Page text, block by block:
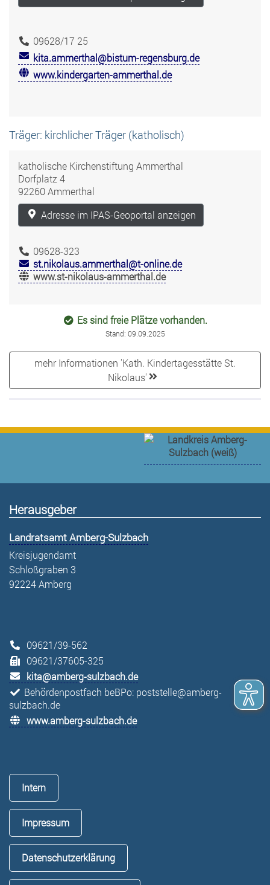
09628/17 25
kita.ammerthal@bistum-regensburg.de
www.kindergarten-ammerthal.de
Träger: kirchlicher Träger (katholisch)
katholische Kirchenstiftung Ammerthal
Dorfplatz 4
92260 Ammerthal
Adresse im IPAS-Geoportal anzeigen
09628-323
st.nikolaus.ammerthal@t-online.de
www.st-nikolaus-ammerthal.de
Es sind freie Plätze vorhanden.
Stand: 09.09.2025
mehr Informationen 'Kath. Kindertagesstätte St.
Nikolaus'
Herausgeber
Landratsamt Amberg-Sulzbach
Kreisjugendamt
Schloßgraben 3
92224 Amberg
09621/39-562
09621/37605-325
kita@amberg-sulzbach.de
Behördenpostfach beBPo: poststelle@amberg-
sulzbach.de
www.amberg-sulzbach.de
Intern
Impressum
Datenschutzerklärung